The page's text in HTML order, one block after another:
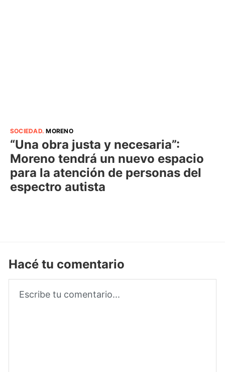
SOCIEDAD.MORENO
“Una obra justa y necesaria”:
Moreno tendrá un nuevo espacio
para la atención de personas del
espectro autista
Hacé tu comentario